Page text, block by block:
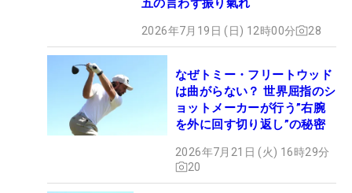
五の言わず振り氣れ
2026年7月19日 (日) 12時00分 28
なぜトミー・フリートウッド
は曲がらない？ 世界屈指のシ
ョットメーカーが行う”右腕
を外に回す切り返し”の秘密
2026年7月21日 (火) 16時29分
20